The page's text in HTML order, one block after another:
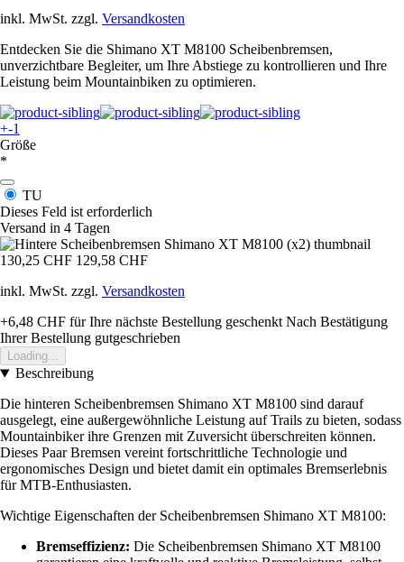
inkl. MwSt. zzgl. Versandkosten
Entdecken Sie die Shimano XT M8100 Scheibenbremsen,
unverzichtbare Begleiter, um Ihre Abstiege zu kontrollieren und Ihre
Leistung beim Mountainbiken zu optimieren.
+-1
Größe
*
TU
Dieses Feld ist erforderlich
Versand in 4 Tagen
130,25 CHF 129,58 CHF
inkl. MwSt. zzgl. Versandkosten
+6,48 CHF für Ihre nächste Bestellung geschenkt Nach Bestätigung
Ihrer Bestellung gutgeschrieben
Loading...
Beschreibung
Die hinteren Scheibenbremsen Shimano XT M8100 sind darauf
ausgelegt, eine außergewöhnliche Leistung auf Trails zu bieten, sodass
Mountainbiker ihre Grenzen mit Zuversicht überschreiten können.
Dieses Paar Bremsen vereint fortschrittliche Technologie und
ergonomisches Design und bietet damit ein optimales Bremserlebnis
für MTB-Enthusiasten.
Wichtige Eigenschaften der Scheibenbremsen Shimano XT M8100:
Bremseffizienz: Die Scheibenbremsen Shimano XT M8100